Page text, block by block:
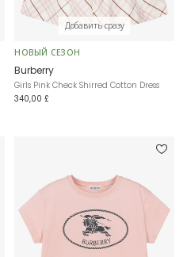
Добавить сразу
НОВЫЙ СЕЗОН
Burberry
Girls Pink Check Shirred Cotton Dress
340,00 £